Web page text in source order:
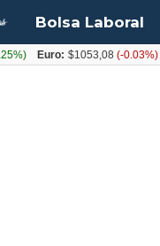
Bolsa Laboral
Euro: $1053,08(-0.03%) IPC: